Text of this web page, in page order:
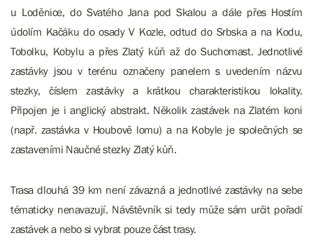
u Loděnice, do Svatého Jana pod Skalou a dále přes Hostím
údolím Kačáku do osady V Kozle, odtud do Srbska a na Kodu,
Tobolku, Kobylu a přes Zlatý kůň až do Suchomast. Jednotlivé
zastávky jsou v terénu označeny panelem s uvedením názvu
stezky, číslem zastávky a krátkou charakteristikou lokality.
Připojen je i anglický abstrakt. Několik zastávek na Zlatém koni
(např. zastávka v Houbově lomu) a na Kobyle je společných se
zastaveními Naučné stezky Zlatý kůň.
Trasa dlouhá 39 km není závazná a jednotlivé zastávky na sebe
tématicky nenavazují. Návštěvník si tedy může sám určit pořadí
zastávek a nebo si vybrat pouze část trasy.